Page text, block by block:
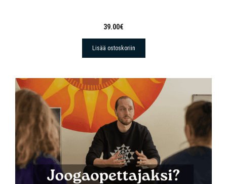
39.00€
Lisää ostoskoriin